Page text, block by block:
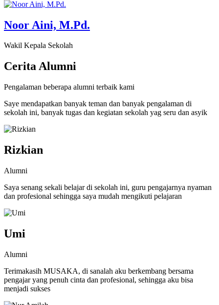
Noor Aini, M.Pd.
Wakil Kepala Sekolah
CeritaAlumni
Pengalaman beberapa alumni terbaik kami
Saye mendapatkan banyak teman dan banyak pengalaman di
sekolah ini, banyak tugas dan kegiatan sekolah yag seru dan asyik
Rizkian
Alumni
Saya senang sekali belajar di sekolah ini, guru pengajarnya nyaman
dan profesional sehingga saya mudah mengikuti pelajaran
Umi
Alumni
Terimakasih MUSAKA, di sanalah aku berkembang bersama
pengajar yang penuh cinta dan profesional, sehingga aku bisa
menjadi sukses